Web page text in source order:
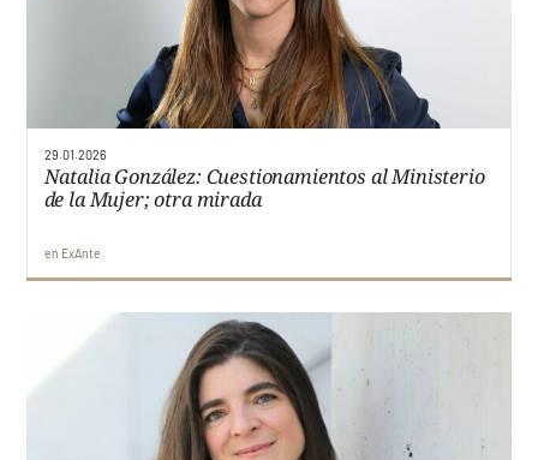
29.01.2026
Natalia González: Cuestionamientos al Ministerio
de la Mujer; otra mirada
en ExAnte